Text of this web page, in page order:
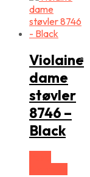
Violaine
dame
støvler
8746 –
Black